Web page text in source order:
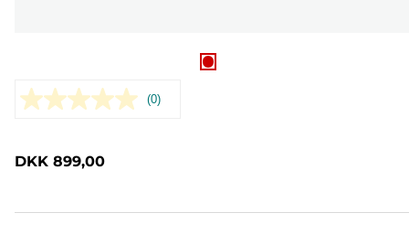
Ingen
(0)
DKK 899,00